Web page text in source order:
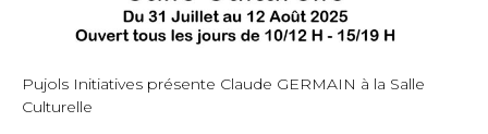
Pujols Initiatives présente Claude GERMAIN à la Salle
Culturelle